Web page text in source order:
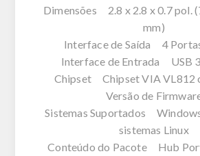
Dimensões 2.8 x 2.8 x 0.7 pol.
mm)
Interface de Saída 4
Interface de Entrada USB
Chipset Chipset VIA VL812
Versão de
Sistemas Suportados
sistemas Linux
Conteúdo do Pacote Hub